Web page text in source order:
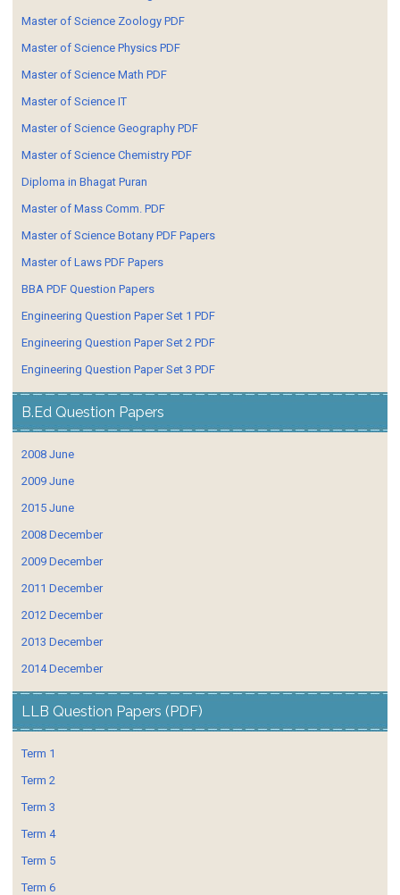
Master of Science Zoology PDF
Master of Science Physics PDF
Master of Science Math PDF
Master of Science IT
Master of Science Geography PDF
Master of Science Chemistry PDF
Diploma in Bhagat Puran
Master of Mass Comm. PDF
Master of Science Botany PDF Papers
Master of Laws PDF Papers
BBA PDF Question Papers
Engineering Question Paper Set 1 PDF
Engineering Question Paper Set 2 PDF
Engineering Question Paper Set 3 PDF
B.Ed Question Papers
2008 June
2009 June
2015 June
2008 December
2009 December
2011 December
2012 December
2013 December
2014 December
LLB Question Papers (PDF)
Term 1
Term 2
Term 3
Term 4
Term 5
Term 6